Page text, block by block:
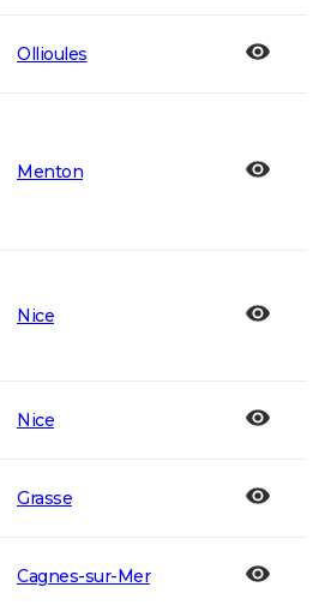
Ollioules
Menton
Nice
Nice
Grasse
Cagnes-sur-Mer